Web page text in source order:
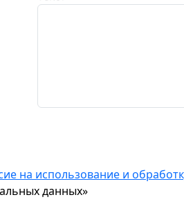
на использование и
данных»